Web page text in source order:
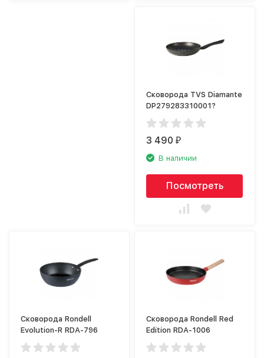
Сковорода TVS Diamante
DP279283310001?
3 490₽
В наличии
Посмотреть
Сковорода Rondell
Evolution-R RDA-796
Сковорода Rondell Red
Edition RDA-1006